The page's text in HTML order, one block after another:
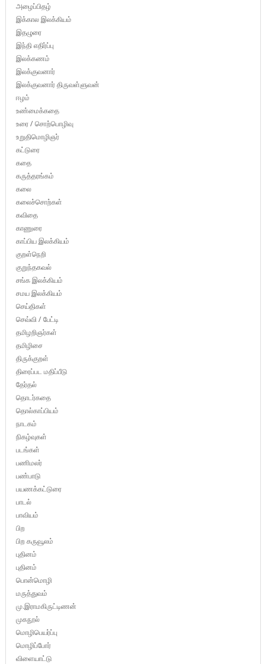
அழைப்பிதழ்
இக்கால இலக்கியம்
இதழுரை
இந்தி எதிர்ப்பு
இலக்கணம்
இலக்குவனார்
இலக்குவனார் திருவள்ளுவன்
ஈழம்
உண்மைக்கதை
உரை / சொற்பொழிவு
உறுதிமொழிஞர்
கட்டுரை
கதை
கருத்தரங்கம்
கலை
கலைச்சொற்கள்
கவிதை
காணுரை
காப்பிய இலக்கியம்
குறள்நெறி
குறுந்தகவல்
சங்க இலக்கியம்
சமய இலக்கியம்
செய்திகள்
செவ்வி / பேட்டி
தமிழறிஞர்கள்
தமிழிசை
திருக்குறள்
திரைப்பட மதிப்பீடு
தேர்தல்
தொடர்கதை
தொல்காப்பியம்
நாடகம்
நிகழ்வுகள்
படங்கள்
பணிமலர்
பண்பாடு
பயணக்கட்டுரை
பாடல்
பாவியம்
பிற
பிற கருவூலம்
புதினம்
புதினம்
பொன்மொழி
மருத்துவம்
மு.இராமகிருட்டிணன்
முகநூல்
மொழிபெயர்ப்பு
மொழிப்போர்
விளையாட்டு